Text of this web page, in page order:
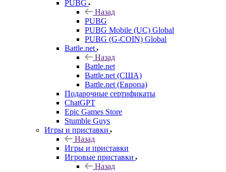
PUBG
Назад
PUBG
PUBG Mobile (UC) Global
PUBG (G-COIN) Global
Battle.net
Назад
Battle.net
Battle.net (США)
Battle.net (Европа)
Подарочные сертификаты
ChatGPT
Epic Games Store
Stumble Guys
Игры и приставки
Назад
Игры и приставки
Игровые приставки
Назад